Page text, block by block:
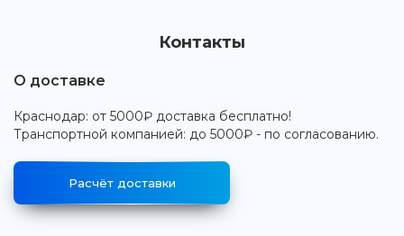
Контакты
О доставке
Краснодар: от 5000₽ доставка бесплатно!
Транспортной компанией: до 5000₽ - по согласованию.
Расчёт доставки